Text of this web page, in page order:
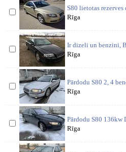
S80 lietotas
Rīga
Ir dizeli un benzini,
Rīga
Pārdodu S80 2, 4
Rīga
Pārdodu S80 136kw
Rīga